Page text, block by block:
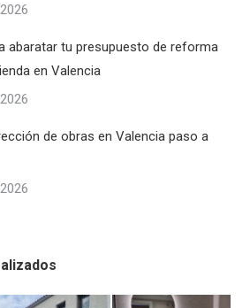
abaratar tu presupuesto de reforma
en Valencia
de obras en Valencia paso a